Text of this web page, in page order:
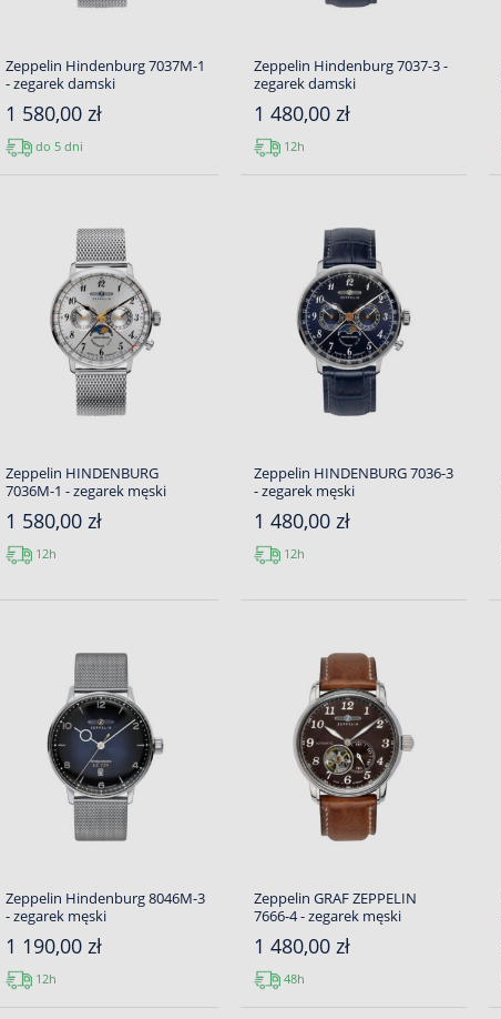
Zeppelin Hindenburg 7037M-1
- zegarek damski
1 580,00 zł
do 5 dni
Zeppelin Hindenburg 7037-3 -
zegarek damski
1 480,00 zł
12h
Zeppelin HINDENBURG
7036M-1 - zegarek męski
1 580,00 zł
12h
Zeppelin HINDENBURG 7036-3
- zegarek męski
1 480,00 zł
12h
Zeppelin Hindenburg 8046M-3
- zegarek męski
1 190,00 zł
12h
Zeppelin GRAF ZEPPELIN
7666-4 - zegarek męski
1 480,00 zł
48h